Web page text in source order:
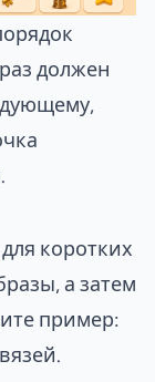
должен
коротких
а затем
пример: